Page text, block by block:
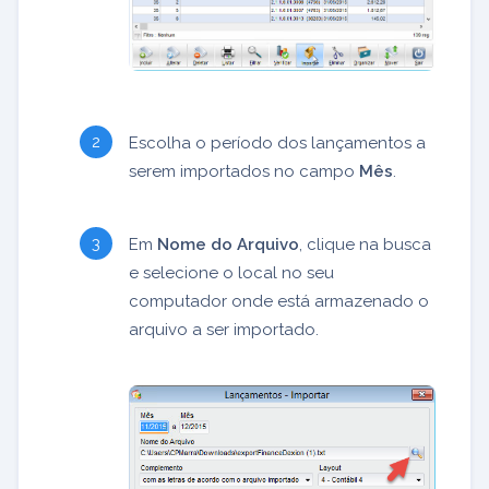
Escolha o período dos lançamentos a
serem importados no campo Mês
Em Nome do Arquivo , clique na busca
e selecione o local no seu
computador onde está armazenado o
arquivo a ser importado.